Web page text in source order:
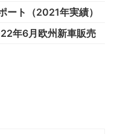
ート（2021年実績）
年6月欧州新車販売